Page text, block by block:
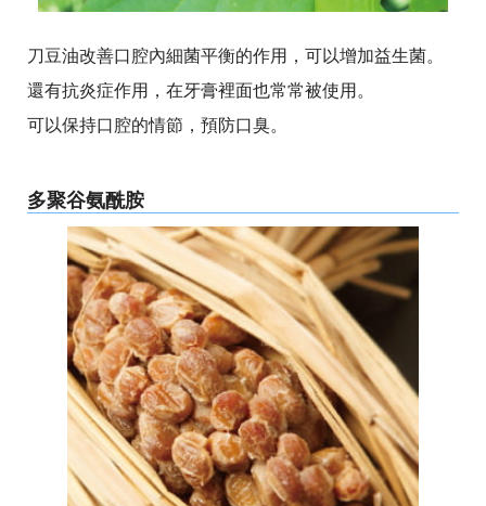
刀豆油改善口腔內細菌平衡的作用，可以增加益生菌。
還有抗炎症作用，在牙膏裡面也常常被使用。
可以保持口腔的情節，預防口臭。
多聚谷氨酰胺